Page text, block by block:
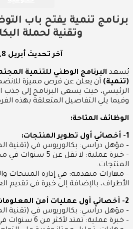
برنامج تنمية يفتح باب
وتقنية لحملة
آخر تحديث أبريل 8, 2026
يُسعد البرنامج الوطني للتنمية
(تنمية) أن يعلن عن فرص مميزة
الرئيسي، حيث يسعى البرنامج إلى جذب
وفيما يلي التفاصيل المتعلقة بهذه
الوظائف المتاحة:
1- أخصائي أول تطوير المنتجات:
– مؤهل دراسي: بكالوريوس في (تقنية
– خبرة عملية: لا تقل
المنتجات.
– مهارات متقدمة: في إدارة المنتجات
الأطراف، بالإضافة إلى خبرة في
2- أخصائي أول عمليات أمن المعلومات:
– مؤهل دراسي: بكالوريوس في (تقنية
– خبرة عملية: تمتد لأكثر من 6 سنوات في مجالات ذات صلة.